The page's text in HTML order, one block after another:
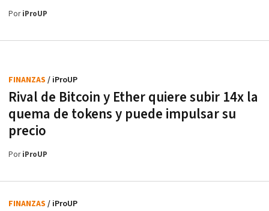
PoriProUP
Rival de Bitcoin y Ether quiere subir 14x la
quema de tokens y puede impulsar su
precio
FINANZAS / iProUP
PoriProUP
FINANZAS / iProUP